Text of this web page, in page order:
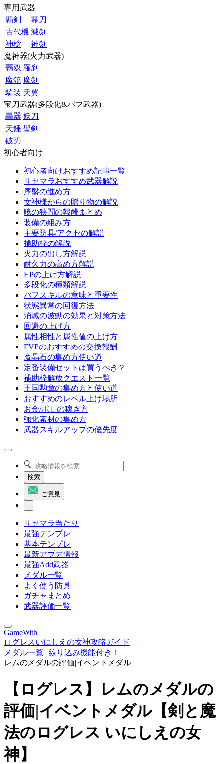
専用武器
覇剣
霊刀
古代機 滅剣
神槍
神剣
魔神器(火力武器)
覇双 羅刹
魔銃 魔剣
騎装 天翼
宝刀武器(多段化&バフ武器)
轟器 妖刀
天錘 聖剣
破刃
初心者向け
初心者向けおすすめ記事一覧
リセマラおすすめ武器解説
序盤の進め方
女神様からの贈り物の解説
暁の狭間の報酬まとめ
装備の組み方
主要防具/アクセの解説
補助枠の解説
火力の出し方解説
耐久力の高め方解説
HPの上げ方解説
多段化の種類解説
バフスキルの意味と重要性
状態異常の回復方法
消滅の波動の効果と対策方法
回避の上げ方
属性相性と属性値の上げ方
EVPのおすすめの交換報酬
魔晶石の集め方使い道
定番装備セットは買うべき？
補助枠解放クエスト一覧
王国勲章の集め方と使い道
おすすめのレベル上げ場所
お金/ポロの稼ぎ方
強化素材の集め方
武器スキルアップの優先度
検索
ご意見
リセマラ当たり
最強テンプレ
基本テンプレ
最新アプデ情報
最強Add武器
メダル一覧
よく使う防具
ガチャまとめ
武器評価一覧
GameWith
ログレスいにしえの女神攻略ガイド
メダル一覧 | 絞り込み機能付き！
レムのメダルの評価|イベントメダル
【ログレス】レムのメダルの
評価|イベントメダル【剣と魔
法のログレス いにしえの女
神】